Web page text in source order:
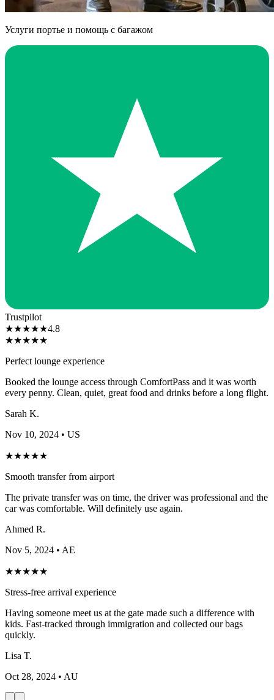
Услуги портье и помощь с багажом
Trustpilot
★★★★★4.8
★★★★★
Perfect lounge experience
Booked the lounge access through ComfortPass and it was worth
every penny. Clean, quiet, great food and drinks before a long flight.
Sarah K.
Nov 10, 2024 • US
★★★★★
Smooth transfer from airport
The private transfer was on time, the driver was professional and the
car was comfortable. Will definitely use again.
Ahmed R.
Nov 5, 2024 • AE
★★★★★
Stress-free arrival experience
Having someone meet us at the gate made such a difference with
kids. Fast-tracked through immigration and collected our bags
quickly.
Lisa T.
Oct 28, 2024 • AU